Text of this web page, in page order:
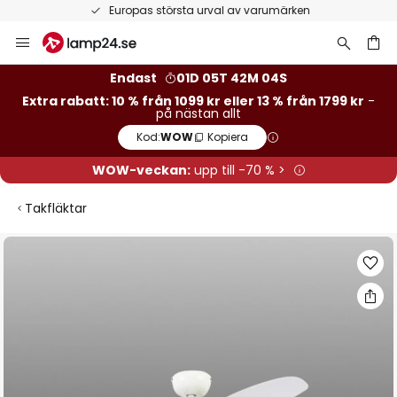
Europas största urval av varumärken
Hoppa
till
Endast
01D 05T 42M 04S
Extra rabatt: 10 % från 1099 kr eller 13 % från 1799 kr -
på nästan allt
Kod:WOW Kopiera
WOW-veckan:upp till -70 % >
Takfläktar
Hoppa